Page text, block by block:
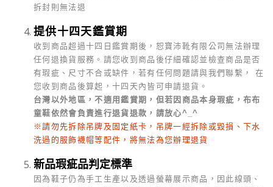
拆封則無法退
提供十四天鑑賞期
收到商品超過十四日鑑賞期後，恕寶沛靴有限公司無法辦理
任何退換貨服務。請您收到商品後仔細確認並檢查商品是否
有瑕疵、尺寸不合或缺件，若有任何問題請與我們聯繫， 在
您收到商品後算起，十四天內皆可申請退貨。
台灣以外地區，不適用鑑賞期，但若因商品本身瑕疵，布布
童鞋依然會負責進行退貨退款，請放心^_^
※請勿先拆除吊牌及固定紙卡，吊牌一經拆除或毀損、下水
洗過的服飾襪帽等配件，將無法為您辦理退貨
新品瑕疵品判定標準
因為鞋子仍為手工生產以及透過螢幕展示商品，因此線頭、